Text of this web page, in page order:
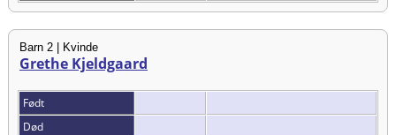
Barn 2 | Kvinde
Grethe Kjeldgaard
Født
Død